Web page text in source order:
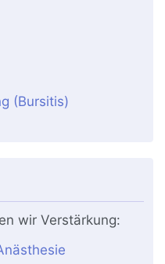
(Bursitis)
wir Verstärkung: